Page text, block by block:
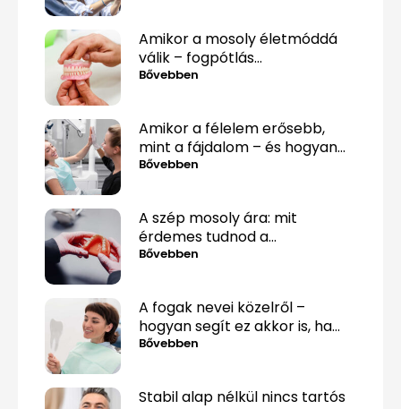
Amikor a mosoly életmóddá
válik – fogpótlás
közérthetően, tabuk nélkül
Bővebben
Amikor a félelem erősebb,
mint a fájdalom – és hogyan
lehet mégis túllépni rajta
Bővebben
A szép mosoly ára: mit
érdemes tudnod a
fogpótlásról, mielőtt döntesz?
Bővebben
A fogak nevei közelről –
hogyan segít ez akkor is, ha
csak „valami fáj hátul”?
Bővebben
Stabil alap nélkül nincs tartós